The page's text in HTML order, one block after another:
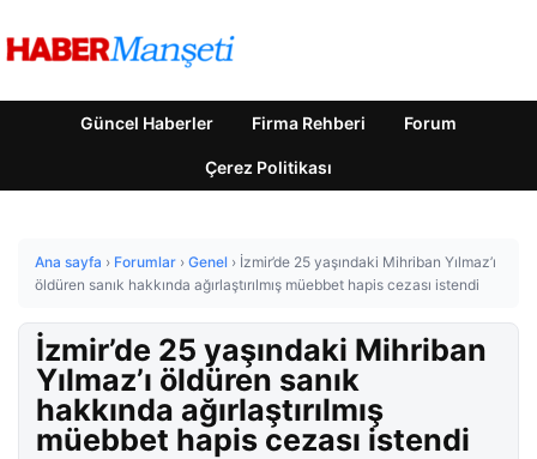
Güncel Haberler Firma Rehberi Forum
Çerez Politikası
Ana sayfa › Forumlar › Genel › İzmir’de 25 yaşındaki Mihriban Yılmaz’ı
öldüren sanık hakkında ağırlaştırılmış müebbet hapis cezası istendi
İzmir’de 25 yaşındaki Mihriban
Yılmaz’ı öldüren sanık
hakkında ağırlaştırılmış
müebbet hapis cezası istendi